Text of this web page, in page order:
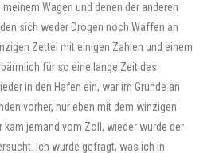
Wagen und denen der anderen
sich weder Drogen noch Waffen an
Zettel mit einigen Zahlen und einem
für so eine lange Zeit des
in den Hafen ein, war im Grunde an
vorher, nur eben mit dem winzigen
kam jemand vom Zoll, wieder wurde der
Ich wurde gefragt, was ich in